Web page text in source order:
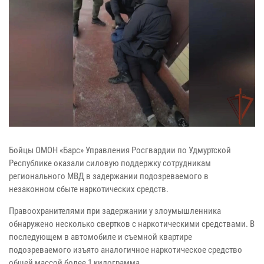
Бойцы ОМОН «Барс» Управления Росгвардии по Удмуртской
Республике оказали силовую поддержку сотрудникам
регионального МВД в задержании подозреваемого в
незаконном сбыте наркотических средств.
Правоохранителями при задержании у злоумышленника
обнаружено несколько свертков с наркотическими средствами. В
последующем в автомобиле и съемной квартире
подозреваемого изъято аналогичное наркотическое средство